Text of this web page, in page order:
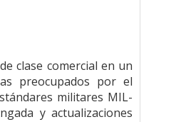
clase comercial en un
preocupados por el
militares MIL-
y actualizaciones